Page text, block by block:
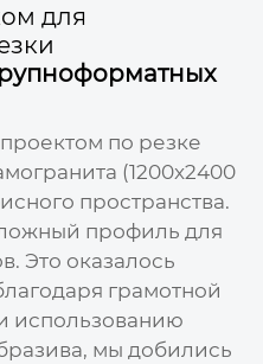
для
по резке
(1200x2400
пространства.
профиль для
Это оказалось
грамотной
использованию
мы добились